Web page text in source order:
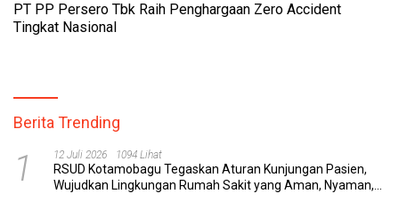
PT PP Persero Tbk Raih Penghargaan Zero Accident
Tingkat Nasional
Berita Trending
1 12 Juli 2026 1094 Lihat
RSUD Kotamobagu Tegaskan Aturan Kunjungan Pasien,
Wujudkan Lingkungan Rumah Sakit yang Aman, Nyaman,